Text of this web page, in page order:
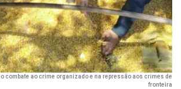
combate ao crime organizado e na repressão aos crimes de
fronteira